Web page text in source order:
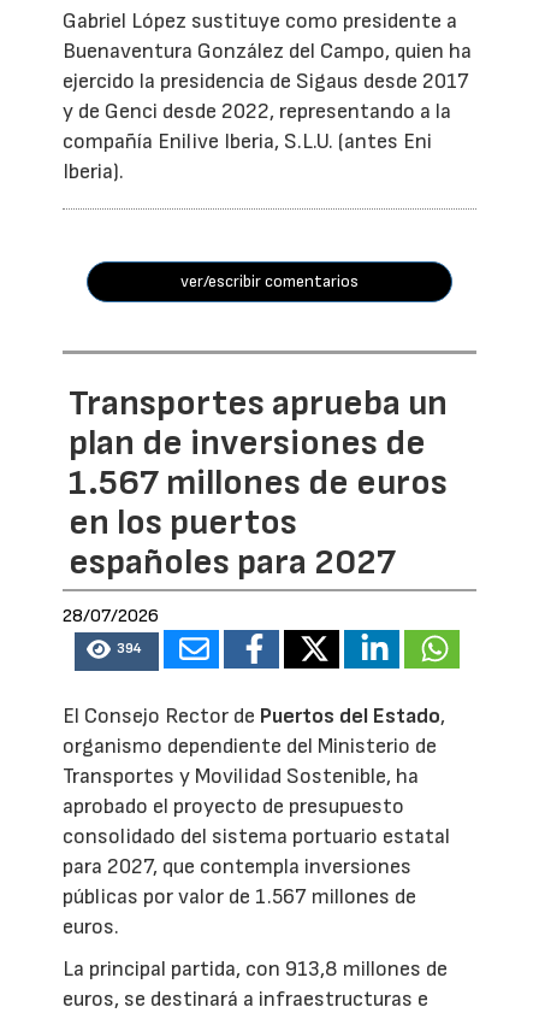
Gabriel López sustituye como presidente a
Buenaventura González del Campo, quien ha
ejercido la presidencia de Sigaus desde 2017
y de Genci desde 2022, representando a la
compañía Enilive Iberia, S.L.U. (antes Eni
Iberia).
ver/escribir comentarios
Transportes aprueba un
plan de inversiones de
1.567 millones de euros
en los puertos
españoles para 2027
28/07/2026
394
El Consejo Rector de Puertos del Estado,
organismo dependiente del Ministerio de
Transportes y Movilidad Sostenible, ha
aprobado el proyecto de presupuesto
consolidado del sistema portuario estatal
para 2027, que contempla inversiones
públicas por valor de 1.567 millones de
euros.
La principal partida, con 913,8 millones de
euros, se destinará a infraestructuras e